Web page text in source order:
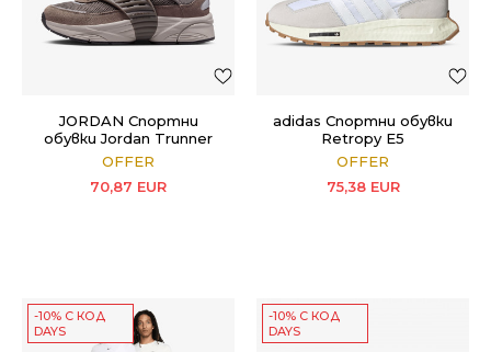
JORDAN Спортни
обувки Jordan Trunner
OFFER
70,87 EUR
adidas Спортни обувки
Retropy E5
OFFER
75,38 EUR
-10% С КОД
DAYS
-10% С КОД
DAYS